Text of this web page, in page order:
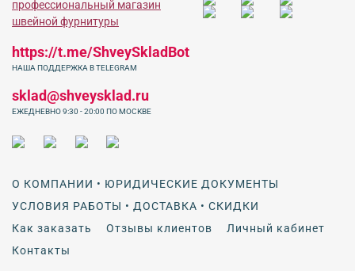
О КОМПАНИИ • ЮРИДИЧЕСКИЕ ДОКУМЕНТЫ
УСЛОВИЯ РАБОТЫ • ДОСТАВКА • СКИДКИ
Как заказать
Отзывы клиентов
Личный кабинет
Контакты
https://t.me/ShveySkladBot
НАША ПОДДЕРЖКА В TELEGRAM
sklad@shveysklad.ru
ЕЖЕДНЕВНО 9:30 - 20:00 ПО МОСКВЕ